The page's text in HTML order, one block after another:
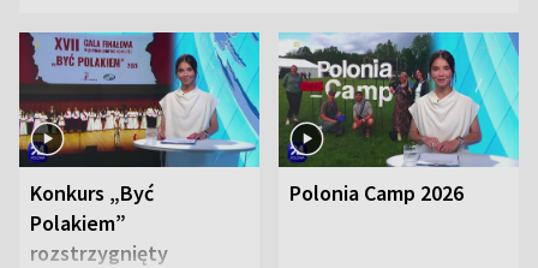
Konkurs „Być
Polakiem”
rozstrzygnięty
Polonia Camp 2026